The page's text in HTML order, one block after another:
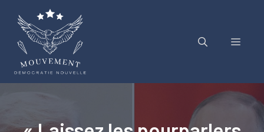
contenu
Menu